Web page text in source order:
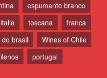
espumante branco
italia toscana
franca
brasil
Wines of Chile
portugal